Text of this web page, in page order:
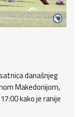
današnjeg
Makedonijom,
kako je ranije